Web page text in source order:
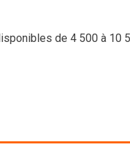
de 4 500 à 10